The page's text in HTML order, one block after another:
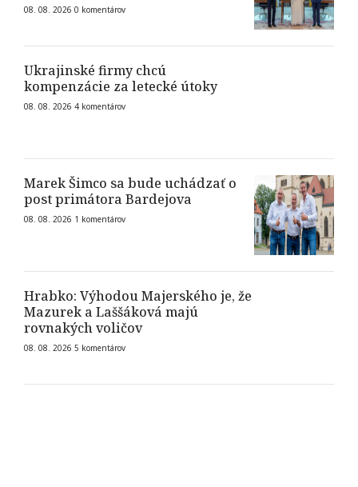
08. 08. 2026 0 komentárov
Ukrajinské firmy chcú
kompenzácie za letecké útoky
08. 08. 2026 4 komentárov
Marek Šimco sa bude uchádzať o
post primátora Bardejova
08. 08. 2026 1 komentárov
Hrabko: Výhodou Majerského je, že
Mazurek a Laššáková majú
rovnakých voličov
08. 08. 2026 5 komentárov